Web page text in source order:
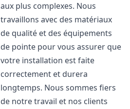
aux plus complexes. Nous
travaillons avec des matériaux
de qualité et des équipements
de pointe pour vous assurer que
votre installation est faite
correctement et durera
longtemps. Nous sommes fiers
de notre travail et nos clients